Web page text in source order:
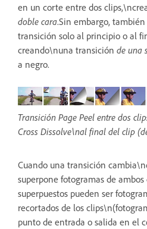
en un corte entre dos
doble cara.Sin embargo,
transición solo al principio o al
creando\nuna transición de una
a negro.
Transición Page Peel entre dos
Cross Dissolve\nal final del clip
Cuando una transición
superpone fotogramas de
superpuestos pueden ser
recortados de los
punto de entrada o salida en el